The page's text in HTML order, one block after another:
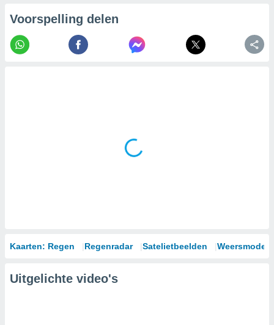
Voorspelling delen
Kaarten: Regen Regenradar Satelietbeelden
Uitgelichte video's